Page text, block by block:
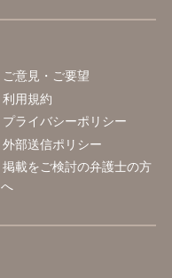
ご意見・ご要望
利用規約
プライバシーポリシー
外部送信ポリシー
掲載をご検討の弁護士の方
へ